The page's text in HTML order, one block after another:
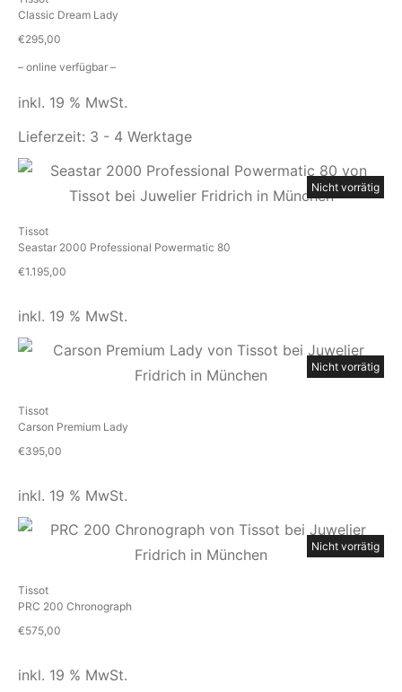
Classic Dream Lady
€295,00
– online verfügbar –
inkl. 19 % MwSt.
Lieferzeit: 3 - 4 Werktage
Nicht vorrätig
Tissot
Seastar 2000 Professional Powermatic 80
€1.195,00
inkl. 19 % MwSt.
Nicht vorrätig
Tissot
Carson Premium Lady
€395,00
inkl. 19 % MwSt.
Nicht vorrätig
Tissot
PRC 200 Chronograph
€575,00
inkl. 19 % MwSt.